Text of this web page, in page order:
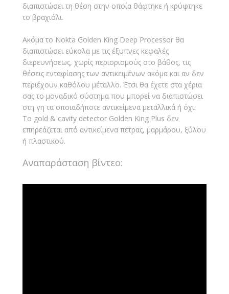
διαπιστώσει τη θέση στην οποία θάφτηκε ή κρύφτηκε
το βραχιόλι.
Ακόμα το Nokta Golden King Deep Processor θα
διαπιστώσει εύκολα με τις έξυπνες κεφαλές
διερευνήσεως, χωρίς περιορισμούς στο βάθος, τις
θέσεις ενταφίασης των αντικειμένων ακόμα και αν δεν
περιέχουν καθόλου μέταλλο. Έτσι θα έχετε στα χέρια
σας το μοναδικό σύστημα που μπορεί να διαπιστώσει
στη γη τα οποιαδήποτε αντικείμενα μεταλλικά ή όχι.
Το gold & cavity detector Golden King Plus δεν
επηρεάζεται από αντικείμενα πέτρας, μαρμάρου, ξύλου
ή πλαστικού.
Αναπαράσταση βίντεο: